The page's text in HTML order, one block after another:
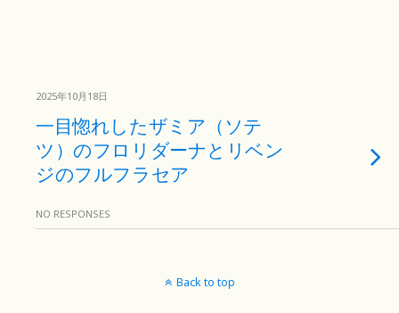
2025年10月18日
一目惚れしたザミア（ソテ
ツ）のフロリダーナとリベン
ジのフルフラセア
NO RESPONSES
Back to top